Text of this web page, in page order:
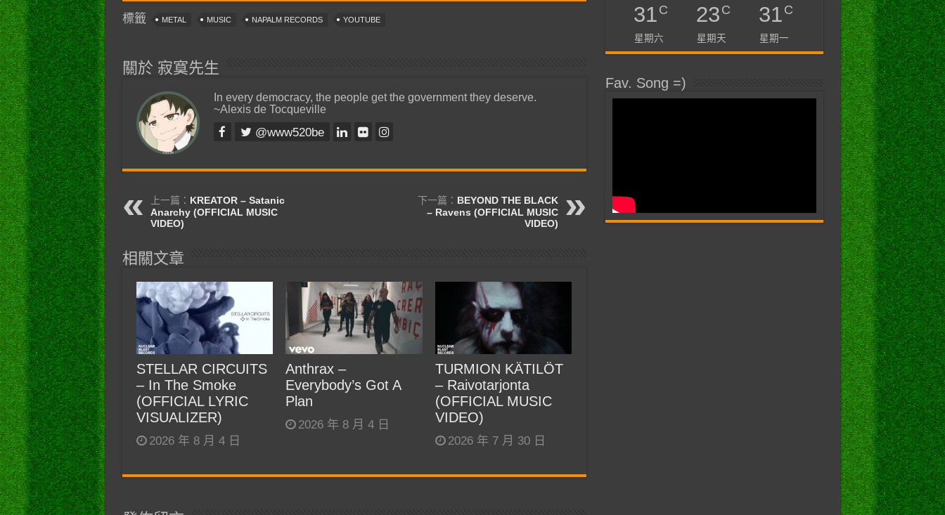
標籤 METAL MUSIC NAPALM RECORDS YOUTUBE
關於 寂寞先生
In every democracy, the people get the government they deserve.
~Alexis de Tocqueville
@www520be
上一篇： KREATOR – Satanic
Anarchy (OFFICIAL MUSIC
VIDEO)
下一篇： BEYOND THE BLACK
– Ravens (OFFICIAL MUSIC
VIDEO)
相關文章
STELLAR CIRCUITS
– In The Smoke
(OFFICIAL LYRIC
VISUALIZER)
2026 年 8 月 4 日
Anthrax –
Everybody’s Got A
Plan
2026 年 8 月 4 日
TURMION KÄTILÖT
– Raivotarjonta
(OFFICIAL MUSIC
VIDEO)
2026 年 7 月 30 日
31C
星期六
23C
星期天
31C
星期一
Fav. Song =)